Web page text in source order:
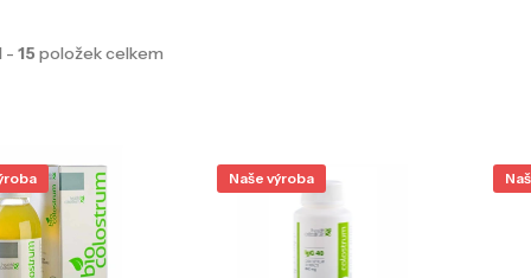
- 15 položek celkem
Naše výroba